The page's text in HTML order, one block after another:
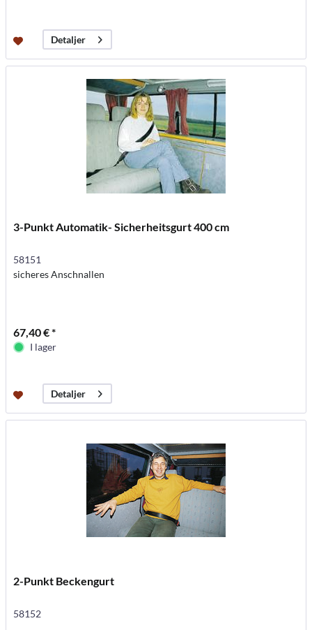
Detaljer
3-Punkt Automatik- Sicherheitsgurt 400 cm
58151
sicheres Anschnallen
67,40 € *
I lager
Detaljer
2-Punkt Beckengurt
58152